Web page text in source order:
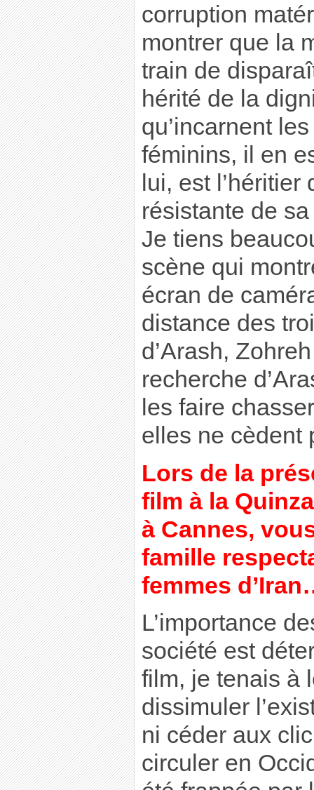
corruption
montrer que la
train de
hérité de la
qu’incarnent
féminins, il en
lui, est
résistante de
Je tiens
scène qui
écran de
distance des
d’Arash,
recherche
les faire
elles ne cèdent
Lors de la
film à la
à Cannes,
famille
femmes
L’importance
société est
film, je tenais à
dissimuler
ni céder aux
circuler en